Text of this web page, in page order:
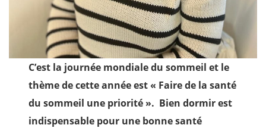
C’est la journée mondiale du sommeil et le
thème de cette année est « Faire de la santé
du sommeil une priorité ». Bien dormir est
indispensable pour une bonne santé